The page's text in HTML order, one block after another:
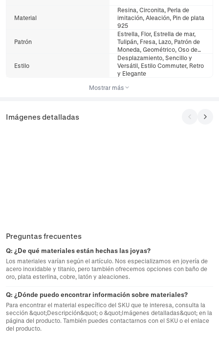
Material
Resina, Circonita, Perla de
imitación, Aleación, Pin de plata
925
Patrón
Estrella, Flor, Estrella de mar,
Tulipán, Fresa, Lazo, Patrón de
Moneda, Geométrico, Oso de
peluche, Ganso
Estilo
Desplazamiento, Sencillo y
Versátil, Estilo Commuter, Retro
y Elegante
Mostrar más
Imágenes detalladas
Preguntas frecuentes
Q: ¿De qué materiales están hechas las joyas?
Los materiales varían según el artículo. Nos especializamos en joyería de
acero inoxidable y titanio, pero también ofrecemos opciones con baño de
oro, plata esterlina, cobre, latón y aleaciones.
Q: ¿Dónde puedo encontrar información sobre materiales?
Para encontrar el material específico del SKU que te interesa, consulta la
sección &quot;Descripción&quot; o &quot;Imágenes detalladas&quot; en la
página del producto. También puedes contactarnos con el SKU o el enlace
del producto.